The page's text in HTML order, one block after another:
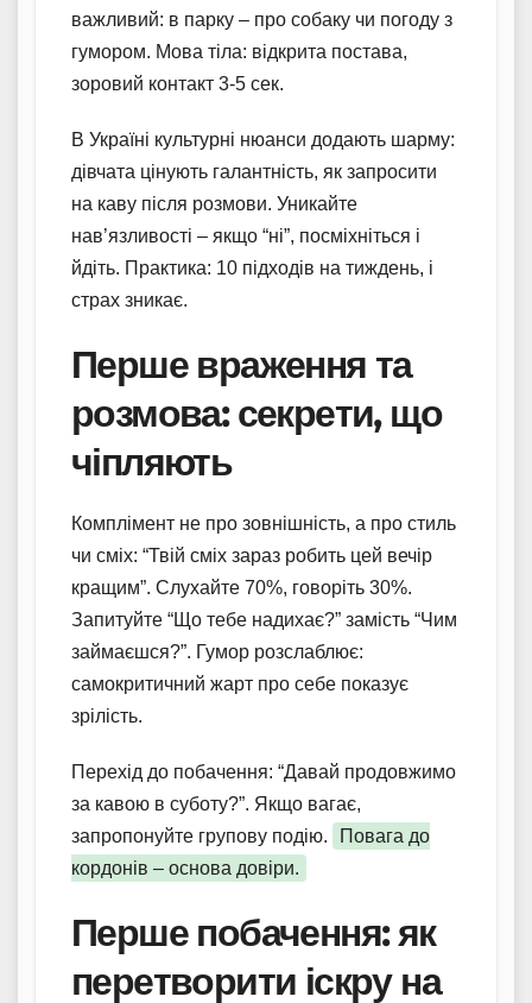
важливий: в парку – про собаку чи погоду з
гумором. Мова тіла: відкрита постава,
зоровий контакт 3-5 сек.
В Україні культурні нюанси додають шарму:
дівчата цінують галантність, як запросити
на каву після розмови. Уникайте
нав’язливості – якщо “ні”, посміхніться і
йдіть. Практика: 10 підходів на тиждень, і
страх зникає.
Перше враження та
розмова: секрети, що
чіпляють
Комплімент не про зовнішність, а про стиль
чи сміх: “Твій сміх зараз робить цей вечір
кращим”. Слухайте 70%, говоріть 30%.
Запитуйте “Що тебе надихає?” замість “Чим
займаєшся?”. Гумор розслаблює:
самокритичний жарт про себе показує
зрілість.
Перехід до побачення: “Давай продовжимо
за кавою в суботу?”. Якщо вагає,
запропонуйте групову подію.
Повага до
кордонів – основа довіри.
Перше побачення: як
перетворити іскру на